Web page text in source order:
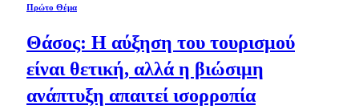
Πρώτο Θέμα
Θάσος: Η αύξηση του τουρισμού
είναι θετική, αλλά η βιώσιμη
ανάπτυξη απαιτεί ισορροπία